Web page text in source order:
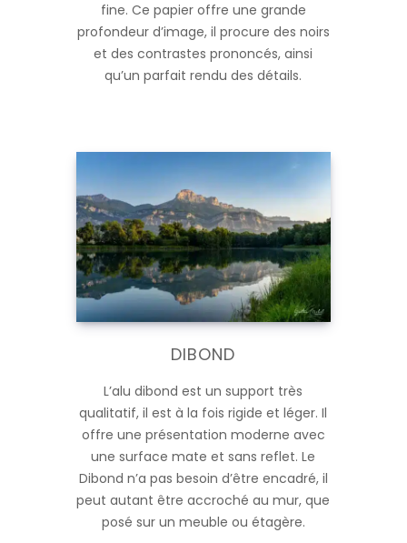
fine. Ce papier offre une grande
profondeur d’image, il procure des noirs
et des contrastes prononcés, ainsi
qu’un parfait rendu des détails.
DIBOND
L’alu dibond est un support très
qualitatif, il est à la fois rigide et léger. Il
offre une présentation moderne avec
une surface mate et sans reflet. Le
Dibond n’a pas besoin d’être encadré, il
peut autant être accroché au mur, que
posé sur un meuble ou étagère.